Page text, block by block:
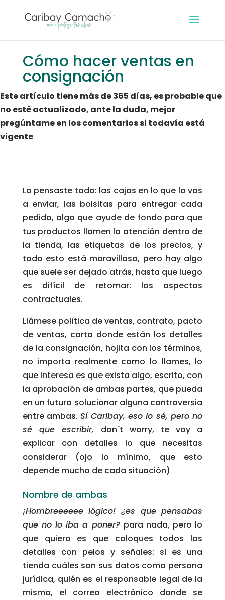
Cómo hacer ventas en
consignación
Este artículo tiene más de 365 días, es probable que
no esté actualizado, ante la duda, mejor
pregúntame en los comentarios si todavía está
vigente
Lo pensaste todo: las cajas en lo que lo vas
a enviar, las bolsitas para entregar cada
pedido, algo que ayude de fondo para que
tus productos llamen la atención dentro de
la tienda, las etiquetas de los precios, y
todo esto está maravilloso, pero hay algo
que suele ser dejado atrás, hasta que luego
es difícil de retomar: los aspectos
contractuales.
Llámese política de ventas, contrato, pacto
de ventas, carta donde están los detalles
de la consignación, hojita con los términos,
no importa realmente como lo llames, lo
que interesa es que exista algo, escrito, con
la aprobación de ambas partes, que pueda
en un futuro solucionar alguna controversia
entre ambas.Sí Caribay, eso lo sé, pero no
sé que escribir, don´t worry, te voy a
explicar con detalles lo que necesitas
considerar (ojo lo mínimo, que esto
depende mucho de cada situación)
Nombre de ambas
¡Hombreeeeee lógico! ¿es que pensabas
que no lo iba a poner? para nada, pero lo
que quiero es que coloques todos los
detalles con pelos y señales: si es una
tienda cuáles son sus datos como persona
jurídica, quién es el responsable legal de la
misma, el correo electrónico donde se